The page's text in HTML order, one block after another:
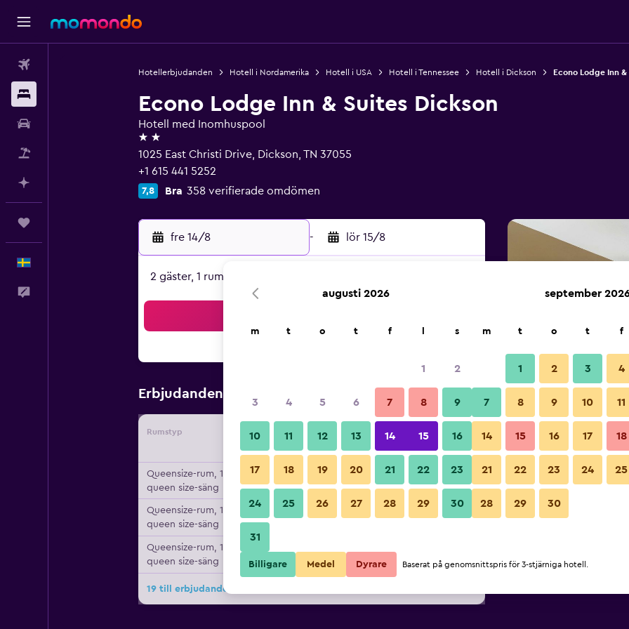
Hotellerbjudanden Hotell i Nordamerika Hotell i USA Hotell i Tennessee Hotell i Dickson Econo Lodge Inn
Econo Lodge Inn & Suites Dickson
Hotell med Inomhuspool
2 stjärnor
1025 East Christi Drive, Dickson, TN 37055
+1 615 441 5252
7,8 Bra 358 verifierade omdömen
fre 14/8 - lör 15/8
2 gäster, 1 rum
Erbjudanden från Billigaste Pris per natt
Rumstyp Leverantör
Per natt
Queensize-rum, 1
queen size-säng
579 kr Visa erbjudande
Queensize-rum, 1
queen size-säng
672 kr Visa erbjudande
Queensize-rum, 1
queen size-säng
766 kr
19 till erbjudanden för Econo Lodge Inn & Suites Dickson
Sovrum
Bilder från Econo Lodge Inn &
augusti 2026
m t o t f s
1 2
3 4 5 6 7 8 9
10 11 12 13 14 15 16
17 18 19 20 21 22 23
24 25 26 27 28 29 30
31
september
m t o t f
1 2 3 4
7 8 9 10 11
14 15 16 17 18
21 22 23 24 25
28 29 30
Billigare Medel Dyrare Baserat på genomsnittspris för 3-stjärniga hotell.